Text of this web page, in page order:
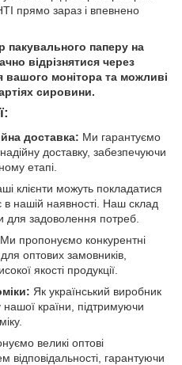
прямо зараз і впевнено
пакувального паперу на
відрізнятися через
вашого монітора та можливі
сировини.
доставка: Ми гарантуємо
доставку, забезпечуючи
етапі.
клієнти можуть покладатися
в нашій наявності. Наш склад
для задоволення потреб.
Ми пропонуємо конкурентні
оптових замовників,
якості продукції.
Як український виробник
країни, підтримуючи
великі оптові
відповідальності, гарантуючи